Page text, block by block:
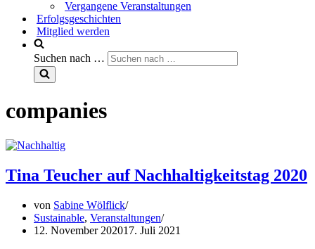
Vergangene Veranstaltungen
Erfolgsgeschichten
Mitglied werden
Suchen nach …
companies
Tina Teucher auf Nachhaltigkeitstag 2020
von Sabine Wölflick
Sustainable, Veranstaltungen
12. November 202017. Juli 2021